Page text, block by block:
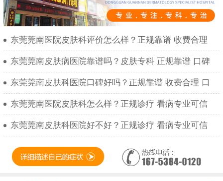
东莞莞南医院皮肤科评价怎么样？正规靠谱 收费合理
东莞莞南皮肤病医院靠谱吗？皮肤专科 正规靠谱 口碑
东莞莞南皮肤科医院口碑好吗？正规靠谱 收费合理 口
东莞莞南医院皮肤科怎么样？正规诊疗 看病专业可信
东莞莞南皮肤科医院好不好？正规诊疗 看病专业可信